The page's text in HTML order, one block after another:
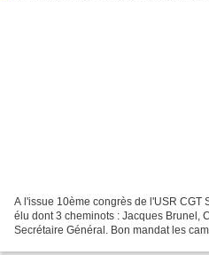
A l'issue 10ème congrès de l'USR CGT
élu dont 3 cheminots : Jacques Brunel,
Secrétaire Général. Bon mandat les